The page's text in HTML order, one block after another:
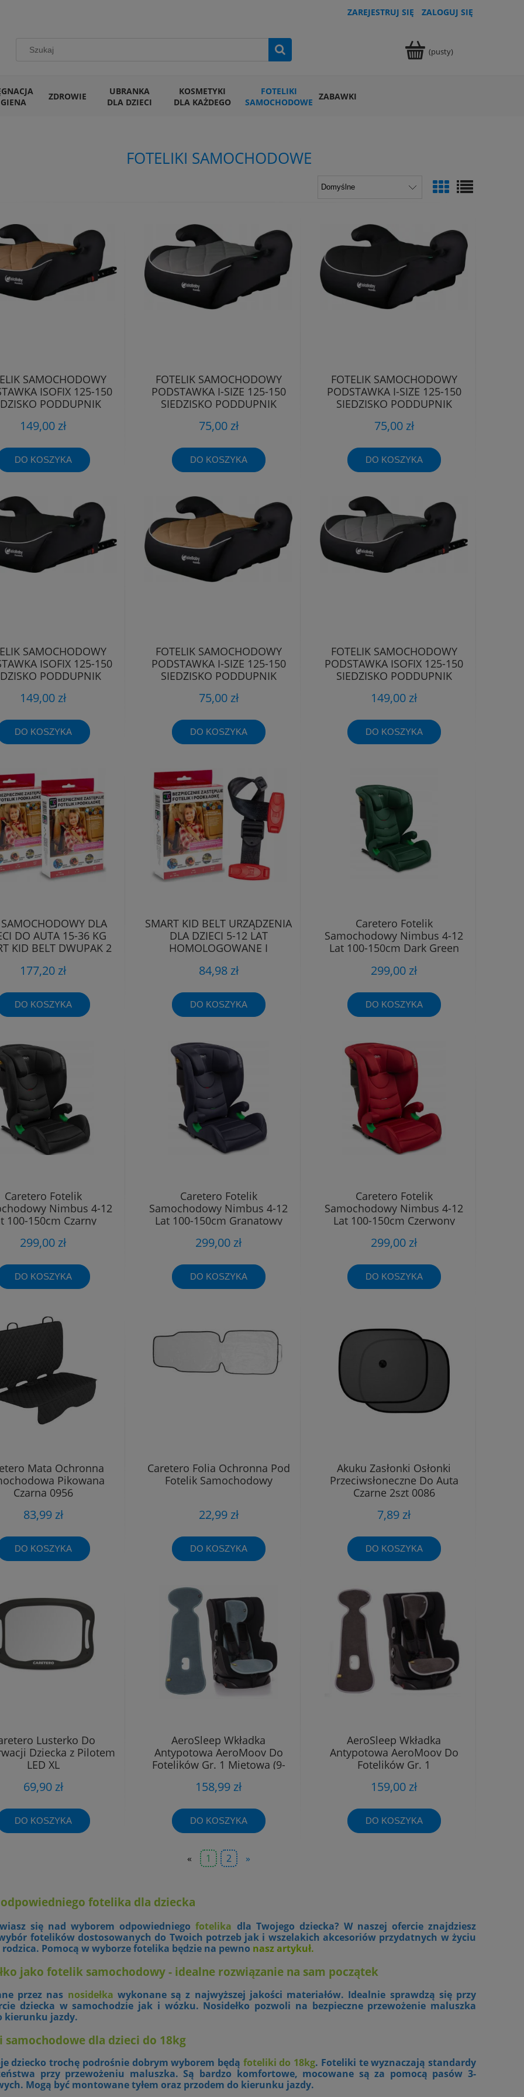
ZAREJESTRUJ SIĘ ZALOGUJ SIĘ
(pusty)
ZDROWIE
UBRANKA
DLA DZIECI
KOSMETYKI
DLA KAŻDEGO
FOTELIKI
SAMOCHODOWE ZABAWKI
FOTELIKI SAMOCHODOWE
SAMOCHODOWY
ISOFIX 125-150
PODDUPNIK
149,00 zł
DO KOSZYKA
FOTELIK SAMOCHODOWY
PODSTAWKA I-SIZE 125-150
SIEDZISKO PODDUPNIK
75,00 zł
DO KOSZYKA
FOTELIK SAMOCHODOWY
PODSTAWKA I-SIZE 125-150
SIEDZISKO PODDUPNIK
75,00 zł
DO KOSZYKA
SAMOCHODOWY
ISOFIX 125-150
PODDUPNIK
149,00 zł
DO KOSZYKA
FOTELIK SAMOCHODOWY
PODSTAWKA I-SIZE 125-150
SIEDZISKO PODDUPNIK
75,00 zł
DO KOSZYKA
FOTELIK SAMOCHODOWY
PODSTAWKA ISOFIX 125-150
SIEDZISKO PODDUPNIK
149,00 zł
DO KOSZYKA
DLA
DO AUTA 15-36 KG
KID BELT DWUPAK 2
177,20 zł
DO KOSZYKA
SMART KID BELT URZĄDZENIA
DLA DZIECI 5-12 LAT
HOMOLOGOWANE I
84,98 zł
DO KOSZYKA
Caretero Fotelik
Samochodowy Nimbus 4-12
Lat 100-150cm Dark Green
299,00 zł
DO KOSZYKA
Caretero Fotelik
Nimbus 4-12
100-150cm Czarny
299,00 zł
DO KOSZYKA
Caretero Fotelik
Samochodowy Nimbus 4-12
Lat 100-150cm Granatowy
299,00 zł
DO KOSZYKA
Caretero Fotelik
Samochodowy Nimbus 4-12
Lat 100-150cm Czerwony
299,00 zł
DO KOSZYKA
Mata Ochronna
Pikowana
Czarna 0956
83,99 zł
DO KOSZYKA
Caretero Folia Ochronna Pod
Fotelik Samochodowy
22,99 zł
DO KOSZYKA
Akuku Zasłonki Osłonki
Przeciwsłoneczne Do Auta
Czarne 2szt 0086
7,89 zł
DO KOSZYKA
Lusterko Do
Dziecka z Pilotem
LED XL
69,90 zł
DO KOSZYKA
AeroSleep Wkładka
Antypotowa AeroMoov Do
Fotelików Gr. 1 Miętowa (9-
158,99 zł
DO KOSZYKA
AeroSleep Wkładka
Antypotowa AeroMoov Do
Fotelików Gr. 1
159,00 zł
DO KOSZYKA
« 1 2 »
fotelika dla dziecka
wiasz się nad wyborem odpowiedniegofotelika dla Twojego dziecka? W naszej ofercie znajdziesz
fotelików dostosowanych do Twoich potrzeb jak i wszelakich akcesoriów przydatnych w życiu
rodzica. Pomocą w wyborze fotelika będzie na pewno nasz artykuł.
jako fotelik samochodowy - idealne rozwiązanie na sam początek
przez nas nosidełka wykonane są z najwyższej jakości materiałów. Idealnie sprawdzą się przy
dziecka w samochodzie jak i wózku. Nosidełko pozwoli na bezpieczne przewożenie maluszka
kierunku jazdy.
samochodowe dla dzieci do 18kg
dziecko trochę podrośnie dobrym wyborem będą foteliki do 18kg. Foteliki te wyznaczają standardy
przy przewożeniu maluszka. Są bardzo komfortowe, mocowane są za pomocą pasów 3-
Mogą być montowane tyłem oraz przodem do kierunku jazdy.